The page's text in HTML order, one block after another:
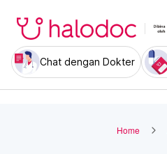
Chat dengan Dokter
Home